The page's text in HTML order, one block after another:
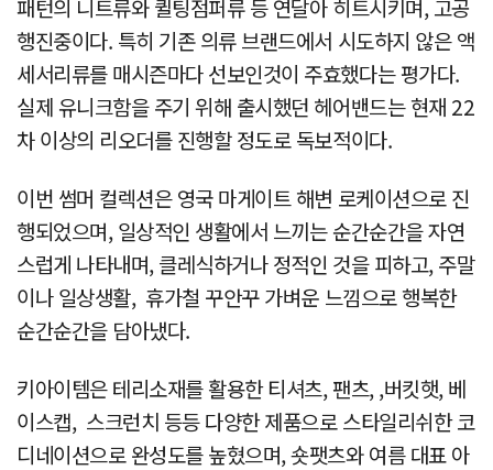
패턴의 니트류와 퀼팅점퍼류 등 연달아 히트시키며, 고공
행진중이다. 특히 기존 의류 브랜드에서 시도하지 않은 액
세서리류를 매시즌마다 선보인것이 주효했다는 평가다.
실제 유니크함을 주기 위해 출시했던 헤어밴드는 현재 22
차 이상의 리오더를 진행할 정도로 독보적이다.
이번 썸머 컬렉션은 영국 마게이트 해변 로케이션으로 진
행되었으며, 일상적인 생활에서 느끼는 순간순간을 자연
스럽게 나타내며, 클레식하거나 정적인 것을 피하고, 주말
이나 일상생활, 휴가철 꾸안꾸 가벼운 느낌으로 행복한
순간순간을 담아냈다.
키아이템은 테리소재를 활용한 티셔츠, 팬츠, ,버킷햇, 베
이스캡, 스크런치 등등 다양한 제품으로 스타일리쉬한 코
디네이션으로 완성도를 높혔으며, 숏팻츠와 여름 대표 아